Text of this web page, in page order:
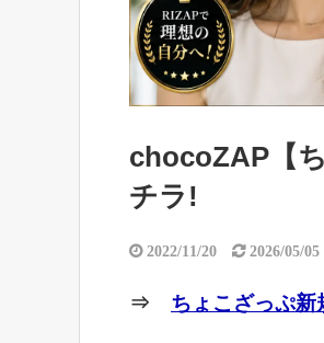
chocoZAP【
チラ!
2022/11/20 2026/05/05
⇒ ちょこざっぷ新